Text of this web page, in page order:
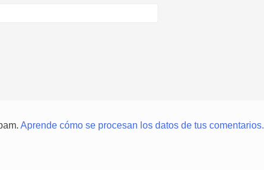
Aprende cómo se procesan los datos de tus comentarios.